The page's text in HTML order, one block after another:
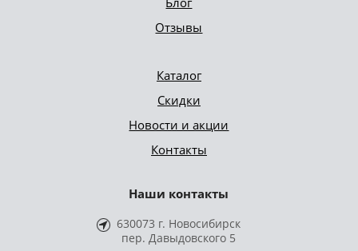
Отзывы
Каталог
Скидки
Новости и акции
Контакты
Наши контакты
630073 г. Новосибирск
пер. Давыдовского 5